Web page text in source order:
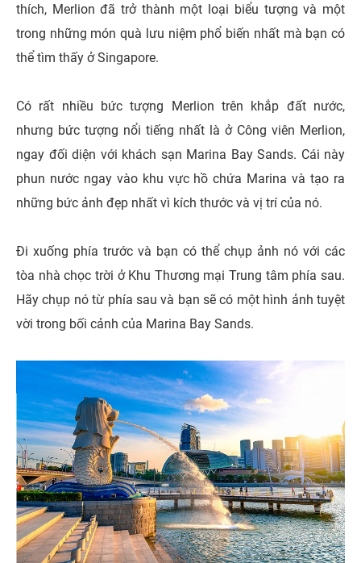
thích, Merlion đã trở thành một loại biểu tượng và một
trong những món quà lưu niệm phổ biến nhất mà bạn có
thể tìm thấy ở Singapore.
Có rất nhiều bức tượng Merlion trên khắp đất nước,
nhưng bức tượng nổi tiếng nhất là ở Công viên Merlion,
ngay đối diện với khách sạn Marina Bay Sands. Cái này
phun nước ngay vào khu vực hồ chứa Marina và tạo ra
những bức ảnh đẹp nhất vì kích thước và vị trí của nó.
Đi xuống phía trước và bạn có thể chụp ảnh nó với các
tòa nhà chọc trời ở Khu Thương mại Trung tâm phía sau.
Hãy chụp nó từ phía sau và bạn sẽ có một hình ảnh tuyệt
vời trong bối cảnh của Marina Bay Sands.